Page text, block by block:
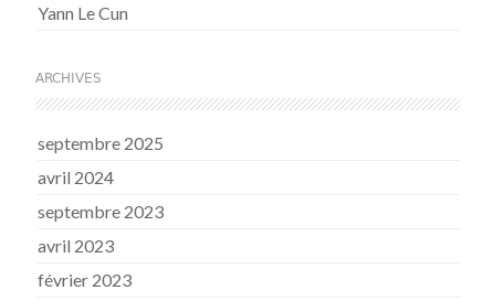
Yann Le Cun
ARCHIVES
septembre 2025
avril 2024
septembre 2023
avril 2023
février 2023